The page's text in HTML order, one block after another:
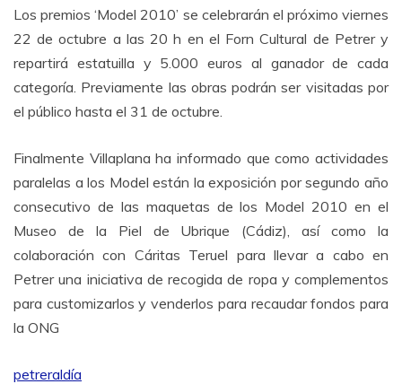
Los premios ‘Model 2010’ se celebrarán el próximo viernes
22 de octubre a las 20 h en el Forn Cultural de Petrer y
repartirá estatuilla y 5.000 euros al ganador de cada
categoría. Previamente las obras podrán ser visitadas por
el público hasta el 31 de octubre.
Finalmente Villaplana ha informado que como actividades
paralelas a los Model están la exposición por segundo año
consecutivo de las maquetas de los Model 2010 en el
Museo de la Piel de Ubrique (Cádiz), así como la
colaboración con Cáritas Teruel para llevar a cabo en
Petrer una iniciativa de recogida de ropa y complementos
para customizarlos y venderlos para recaudar fondos para
la ONG
petreraldía